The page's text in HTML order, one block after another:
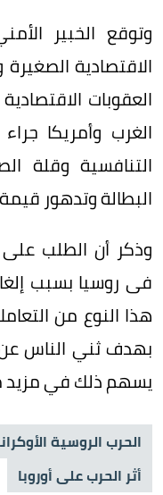
وتوقع الخبير
الاقتصادية
العقوبات
الغرب وأمريكا
التنافسية وقلة
البطالة وتدهور
وذكر أن الطلب على
فى روسيا بسبب
هذا النوع من
بهدف ثني الناس عن
يسهم ذلك في مزيد
الحرب الروسية
أثر الحرب على أوروبا